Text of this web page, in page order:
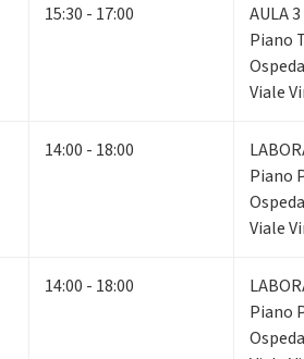
15:30 - 17:00
AULA 3
Piano
Viale
14:00 - 18:00
Piano
Viale
14:00 - 18:00
Piano